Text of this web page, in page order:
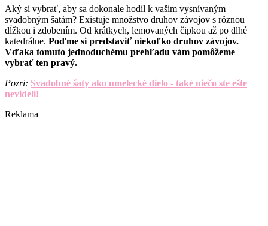
Aký si vybrať, aby sa dokonale hodil k vašim vysnívaným
svadobným šatám? Existuje množstvo druhov závojov s rôznou
dĺžkou i zdobením. Od krátkych, lemovaných čipkou až po dlhé
katedrálne. Poďme si predstaviť niekoľko druhov závojov.
Vďaka tomuto jednoduchému prehľadu vám pomôžeme
vybrať ten pravý.
Pozri: Svadobné šaty ako umelecké dielo - také niečo ste ešte
nevideli!
Reklama